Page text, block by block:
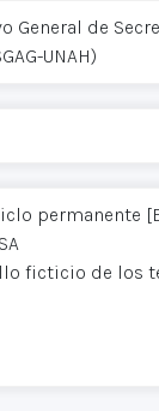
General de
UNAH)
permanente
ficticio de los